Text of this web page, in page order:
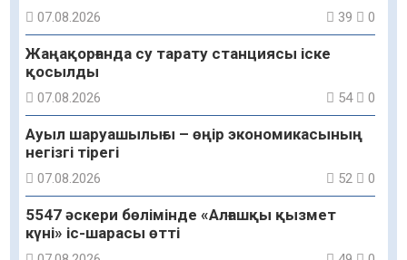
07.08.2026 39 0
Жаңақорғанда су тарату станциясы іске
қосылды
07.08.2026 54 0
Ауыл шаруашылығы – өңір экономикасының
негізгі тірегі
07.08.2026 52 0
5547 әскери бөлімінде «Алғашқы қызмет
күні» іс-шарасы өтті